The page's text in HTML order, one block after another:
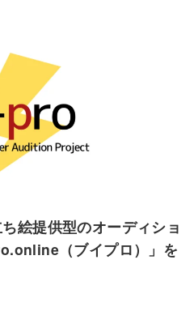
絵提供型のオーディショ
（ブイプロ）」を